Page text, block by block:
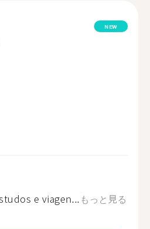
NEW
e viagen... もっと見る